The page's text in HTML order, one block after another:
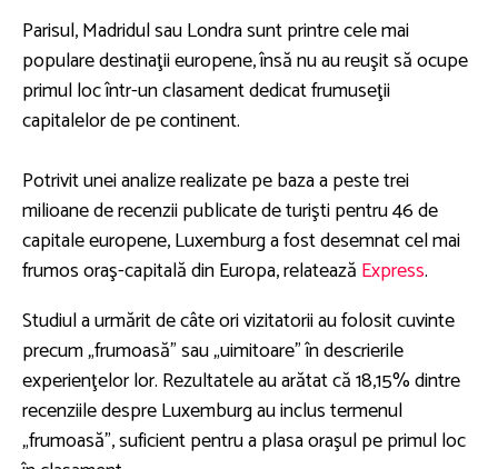
Parisul, Madridul sau Londra sunt printre cele mai
populare destinaţii europene, însă nu au reuşit să ocupe
primul loc într-un clasament dedicat frumuseţii
capitalelor de pe continent.
Potrivit unei analize realizate pe baza a peste trei
milioane de recenzii publicate de turişti pentru 46 de
capitale europene, Luxemburg a fost desemnat cel mai
frumos oraş-capitală din Europa, relatează Express.
Studiul a urmărit de câte ori vizitatorii au folosit cuvinte
precum „frumoasă” sau „uimitoare” în descrierile
experienţelor lor. Rezultatele au arătat că 18,15% dintre
recenziile despre Luxemburg au inclus termenul
„frumoasă”, suficient pentru a plasa oraşul pe primul loc